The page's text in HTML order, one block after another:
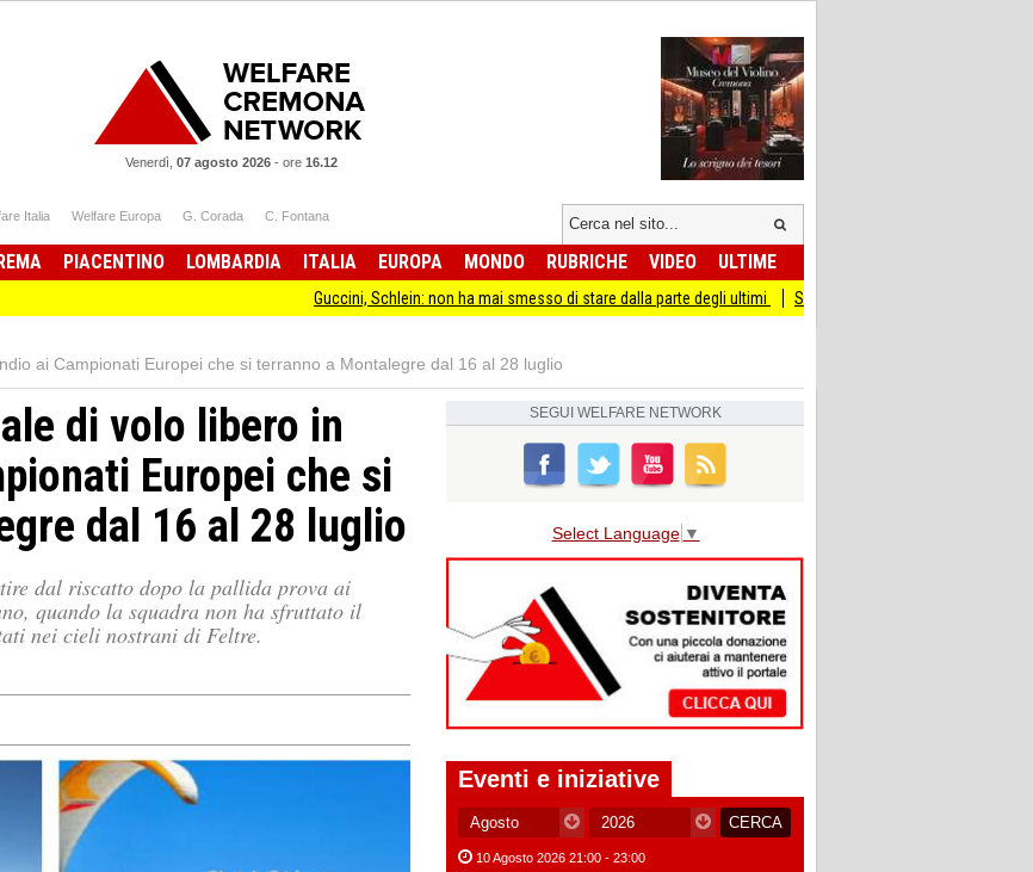
Venerdì, 07 agosto 2026 - ore 16.12
Italia Welfare Europa G. Corada C. Fontana
PIACENTINO LOMBARDIA ITALIA EUROPA MONDO RUBRICHE VIDEO ULTIME
Guccini, Schlein: non ha mai smesso di stare dalla parte degli ultimi Sicurezza I Giovani Democratici ribattono ai
ai Campionati Europei che si terranno a Montalegre dal 16 al 28 luglio
di volo libero in
Europei che si
dal 16 al 28 luglio
dal riscatto dopo la pallida prova ai
quando la squadra non ha sfruttato il
nei cieli nostrani di Feltre.
SEGUI WELFARE NETWORK
Select Language ▼
Eventi e iniziative
10 Agosto 2026 21:00 - 23:00